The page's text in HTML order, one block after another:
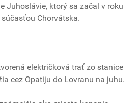
Juhoslávie, ktorý sa začal v roku
Chorvátska.
električková trať zo stanice
cez Opatiju do Lovranu na juhu.